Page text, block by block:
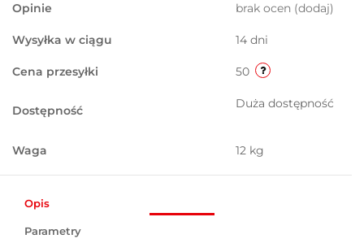
Opinie brak ocen (dodaj)
Wysyłka w ciągu 14 dni
Cena przesyłki 50
Dostępność Duża dostępność
Waga 12 kg
Opis
Parametry